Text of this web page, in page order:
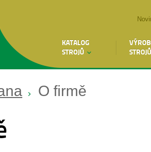
KATALOG
STROJŮ
STROJŮ
O firmě